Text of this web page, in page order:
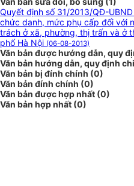
Quyết định số 31/2013/QĐ-
chức danh, mức phụ cấp đối với
trách ở xã, phường, thị trấn và ở
phố Hà Nội (06-08-2013)
Văn bản được hướng dẫn, quy
Văn bản hướng dẫn, quy định
Văn bản bị đính chính (0)
Văn bản đính chính (0)
Văn bản được hợp nhất (0)
Văn bản hợp nhất (0)